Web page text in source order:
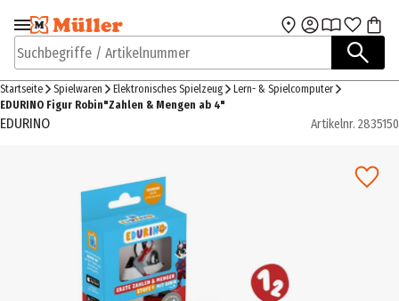
Zur Navigation
springen
Zum Hauptinhalt
Suchbegriffe / Artikelnummer
Startseite Spielwaren Elektronisches Spielzeug
Lern- & Spielcomputer
EDURINO Figur Robin"Zahlen & Mengen ab 4"
EDURINO Artikelnr. 2835150